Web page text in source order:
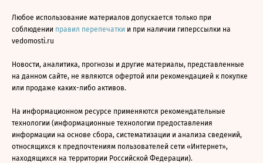
Любое использование материалов допускается только при
соблюдении правил перепечатки и при наличии гиперссылки на
vedomosti.ru
Новости, аналитика, прогнозы и другие материалы, представленные
на данном сайте, не являются офертой или рекомендацией к покупке
или продаже каких-либо активов.
На информационном ресурсе применяются рекомендательные
технологии (информационные технологии предоставления
информации на основе сбора, систематизации и анализа сведений,
относящихся к предпочтениям пользователей сети «Интернет»,
находящихся на территории Российской Федерации).